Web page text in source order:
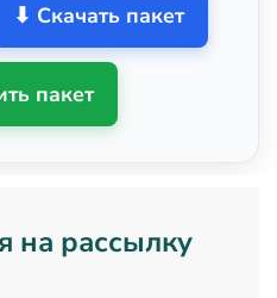
⬇ Скачать пакет
пакет
на рассылку